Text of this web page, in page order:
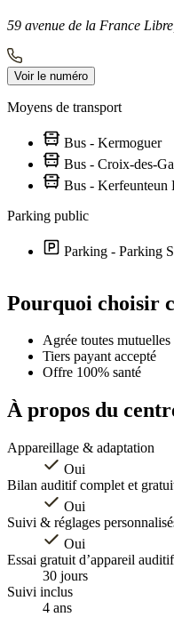
59 avenue de la France
Voir le numéro
Moyens de transport
Bus - Kermoguer
Bus - Croix-des-
Bus - Kerfeunteun
Parking public
Parking - Parking
+
Pourquoi choisir
Agrée toutes mutuelles
Tiers payant accepté
Offre 100% santé
À propos du
Appareillage & adaptation
Oui
Bilan auditif complet et
Oui
Suivi & réglages
Oui
Essai gratuit d’appareil auditif
30 jours
Suivi inclus
4 ans